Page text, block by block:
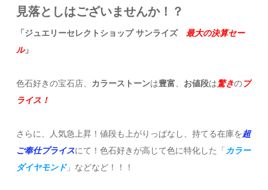
見落としはございませんか！？
「ジュエリーセレクトショップ サンライズ 最大の決算セー
ル」
色石好きの宝石店、 カラーストーンは豊富 お値段は驚きのプ
ライス！
さらに、人気急上昇！値段も上がりっぱなし、持てる在庫を超
ご奉仕プライスにて！色石好きが高じて色に特化した「 カラー
ダイヤモンド」などなど！！！